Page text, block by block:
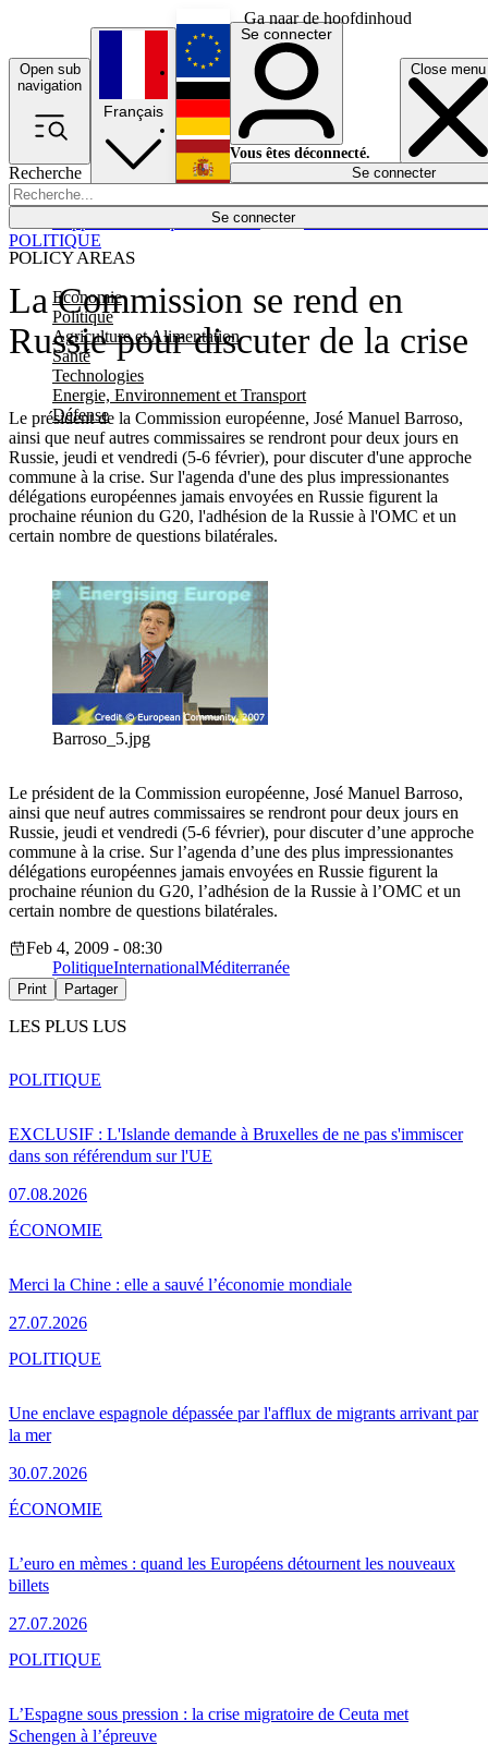
Ga naar de hoofdinhoud
Open sub
navigation
Close menu
Recherche
Se connecter
POLICY AREAS
Economie
Politique
Agriculture et Alimentation
Santé
Technologies
Energie, Environnement et Transport
Défense
Économie
Français
English
Deutsch
Español
Se connecter
Vous êtes déconnecté.
Se connecter
La Commission se rend en
Russie pour discuter de la crise
Le président de la Commission européenne, José Manuel Barroso,
ainsi que neuf autres commissaires se rendront pour deux jours en
Russie, jeudi et vendredi (5-6 février), pour discuter d'une approche
commune à la crise. Sur l'agenda d'une des plus impressionantes
délégations européennes jamais envoyées en Russie figurent la
prochaine réunion du G20, l'adhésion de la Russie à l'OMC et un
certain nombre de questions bilatérales.
POLITIQUE
Barroso_5.jpg
Le président de la Commission européenne, José Manuel Barroso,
ainsi que neuf autres commissaires se rendront pour deux jours en
Russie, jeudi et vendredi (5-6 février), pour discuter d’une approche
commune à la crise. Sur l’agenda d’une des plus impressionantes
délégations européennes jamais envoyées en Russie figurent la
prochaine réunion du G20, l’adhésion de la Russie à l’OMC et un
certain nombre de questions bilatérales.
Feb 4, 2009 - 08:30
PolitiqueInternationalMéditerranée
Print Partager
LES PLUS LUS
EXCLUSIF : L'Islande demande à Bruxelles de ne pas s'immiscer
dans son référendum sur l'UE
07.08.2026
POLITIQUE
Merci la Chine : elle a sauvé l’économie mondiale
27.07.2026
ÉCONOMIE
Une enclave espagnole dépassée par l'afflux de migrants arrivant par
la mer
30.07.2026
POLITIQUE
L’euro en mèmes : quand les Européens détournent les nouveaux
billets
27.07.2026
ÉCONOMIE
L’Espagne sous pression : la crise migratoire de Ceuta met
Schengen à l’épreuve
POLITIQUE